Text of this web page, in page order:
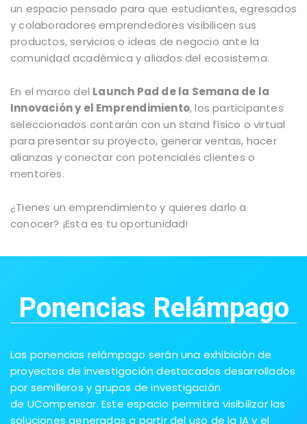
un espacio pensado para que estudiantes, egresados
y colaboradores emprendedores visibilicen sus
productos, servicios o ideas de negocio ante la
comunidad académica y aliados del ecosistema.
En el marco del Launch Pad de la Semana de la
Innovación y el Emprendimiento, los participantes
seleccionados contarán con un stand físico o virtual
para presentar su proyecto, generar ventas, hacer
alianzas y conectar con potenciales clientes o
mentores.
¿Tienes un emprendimiento y quieres darlo a
conocer? ¡Esta es tu oportunidad!
Ponencias Relámpago
Las ponencias relámpago serán una exhibición de
proyectos de investigación destacados desarrollados
por semilleros y grupos de investigación
de UCompensar. Este espacio permitirá visibilizar las
soluciones generadas a partir del uso de la IA y el